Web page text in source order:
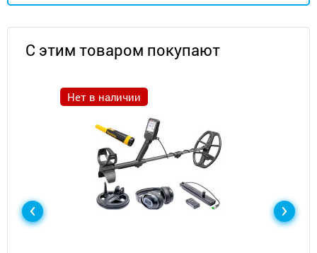
С этим товаром покупают
Нет в наличии